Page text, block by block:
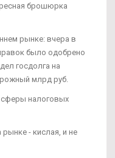
брошюрка
рынке: вчера в
было одобрено
госдолга на
млрд руб.
налоговых
рынке - кислая, и не